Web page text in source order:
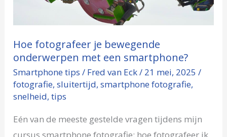
Hoe fotografeer je bewegende
onderwerpen met een smartphone?
Smartphone tips / Fred van Eck/ 21 mei, 2025/
fotografie,sluitertijd,smartphone fotografie,
snelheid,tips
Eén van de meeste gestelde vragen tijdens mijn
een
smartphone?